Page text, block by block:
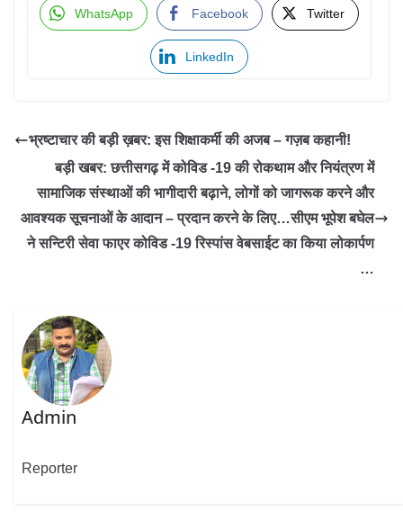
WhatsApp Facebook Twitter
LinkedIn
भ्रष्टाचार की बड़ी ख़बर: इस शिक्षाकर्मी की अजब – गज़ब कहानी!
बड़ी खबर: छत्तीसगढ़ में कोविड -19 की रोकथाम और नियंत्रण में
सामाजिक संस्थाओं की भागीदारी बढ़ाने, लोगों को जागरूक करने और
आवश्यक सूचनाओं के आदान – प्रदान करने के लिए…सीएम भूपेश बघेल
ने सन्टिरी सेवा फाएर कोविड -19 रिस्पांस वेबसाईट का किया लोकार्पण
…
Admin
Reporter